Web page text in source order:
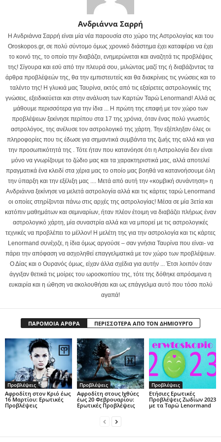
Ανδριάννα Σαρρή
Η Ανδριάννα Σαρρή είναι μία νέα παρουσία στο χώρο της Αστρολογίας και του
Oroskopos.gr, σε πολύ σύντομο όμως χρονικό διάστημα έχει καταφέρει να έχει
το κοινό της, το οποίο την διαβάζει, ενημερώνεται και αναζητά τις προβλέψεις
της! Σίγουρα και εσύ από την πλευρά σου, μιλώντας μαζί της ή διαβάζοντας τα
άρθρα προβλέψεών της, θα την εμπιστευτείς και θα διακρίνεις τις γνώσεις και το
ταλέντο της! Η γλυκιά μας Ταυρίνα, εκτός από τις εξαίρετες αστρολογικές της
γνώσεις, εξειδικεύεται και στην ανάλυση των Καρτών Ταρώ Lenormand! Αλλά ας
μάθουμε περισσότερα για την ίδια ... Η πρώτη της επαφή με τον χώρο των
προβλέψεων ξεκίνησε περίπου στα 17 της χρόνια, όταν ένας πολύ γνωστός
αστρολόγος, της ανέλυσε τον αστρολογικό της χάρτη. Την εξέπληξαν όλες οι
πληροφορίες που τις έδωσε για σημαντικά συμβάντα της ζωής της αλλά και για
την προσωπικότητά της . Τότε ήταν που κατανόησε ότι η Αστρολογία δεν είναι
μόνο να γνωρίζουμε το ζώδιο μας και τα χαρακτηριστικά μας, αλλά αποτελεί
πραγματικά ένα κλειδί στα χέρια μας το οποίο μας βοηθά να κατανοήσουμε όλη
την ύπαρξη και την εξέλιξη μας .... Μετά από αυτή την «κομβική συνάντηση» η
Ανδριάννα ξεκίνησε να μελετά αστρολογία αλλά και τις κάρτες ταρώ Lenormand
οι οποίες στηρίζονται πάνω στις αρχές της αστρολογίας! Μέσα σε μία 3ετία και
κατόπιν μαθημάτων και σεμιναρίων, ήταν πλέον έτοιμη να διαβάζει πλήρως έναν
αστρολογικό χάρτη, μία συναστρία αλλά και να μπορεί με τις αστρολογικές
τεχνικές να προβλέπει το μέλλον! Η μελέτη της για την αστρολογία και τις κάρτες
Lenormand συνέχιζε, η ίδια όμως αργούσε – σαν γνήσια Ταυρίνα που είναι- να
πάρει την απόφαση να ασχοληθεί επαγγελματικά με τον χώρο των προβλέψεων.
Ο Δίας και ο Ουρανός όμως, είχαν άλλα σχέδια για αυτήν ... Έτσι λοιπόν όταν
άγγιξαν θετικά τις μοίρες του ωροσκοπίου της, τότε της δόθηκε απρόσμενα η
ευκαιρία και η ώθηση να ακολουθήσει και ως επάγγελμα αυτό που τόσο πολύ
αγαπά!
ΠΑΡΟΜΟΙΑ ΑΡΘΡΑ ΠΕΡΙΣΣΟΤΕΡΑ ΑΠΟ ΤΟΝ ΔΗΜΙΟΥΡΓΟ
Προβλέψεις
Αφροδίτη στον Κριό έως
16 Μαρτίου: Ερωτικές
Προβλέψεις
Προβλέψεις
Αφροδίτη στους Ιχθύες
έως 20 Φεβρουαρίου:
Ερωτικές Προβλέψεις
Προβλέψεις
Ετήσιες Ερωτικές
Προβλέψεις Ζωδίων 2023
με τα Ταρώ Lenormand